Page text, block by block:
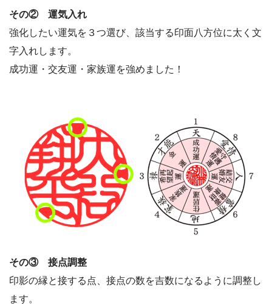
その② 運気入れ
強化したい運気を３つ選び、該当する印面八方位に太く文
字入れします。
成功運・交友運・家族運を強めました！
その③ 接点調整
印影の縁と接する点、接点の数を吉数になるように調整し
ます。